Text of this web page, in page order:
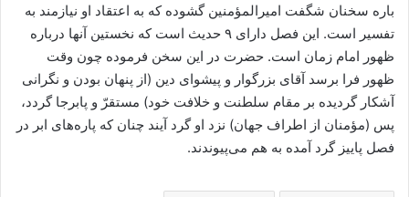
باره سخنان شگفت امیرالمؤمنین گشوده که به اعتقاد او نیازمند به
تفسیر است. این فصل دارای ۹ حدیث است که نخستین آنها درباره
ظهور امام زمان است. حضرت در این سخن فرموده چون وقت
ظهور فرا برسد آقاى بزرگوار و پيشواى دين (از پنهان بودن و نگرانى
آشكار گرديده بر مقام سلطنت و خلافت خود) مستقرّ و پابرجا گردد،
پس (مؤمنان از اطراف جهان) نزد او گرد آيند چنان ‌كه پاره‌هاى ابر در
فصل پاييز گرد آمده به هم مى‌پيوندند.